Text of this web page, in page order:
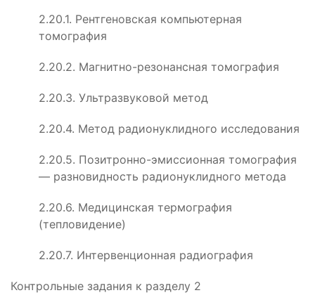
2.20.1. Рентгеновская компьютерная
томография
2.20.2. Магнитно-резонансная томография
2.20.3. Ультразвуковой метод
2.20.4. Метод радионуклидного исследования
2.20.5. Позитронно-эмиссионная томография
— разновидность радионуклидного метода
2.20.6. Медицинская термография
(тепловидение)
2.20.7. Интервенционная радиография
Контрольные задания к разделу 2